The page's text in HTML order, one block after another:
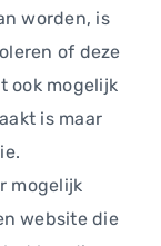
worden, is
of deze
ook mogelijk
is maar
mogelijk
website die